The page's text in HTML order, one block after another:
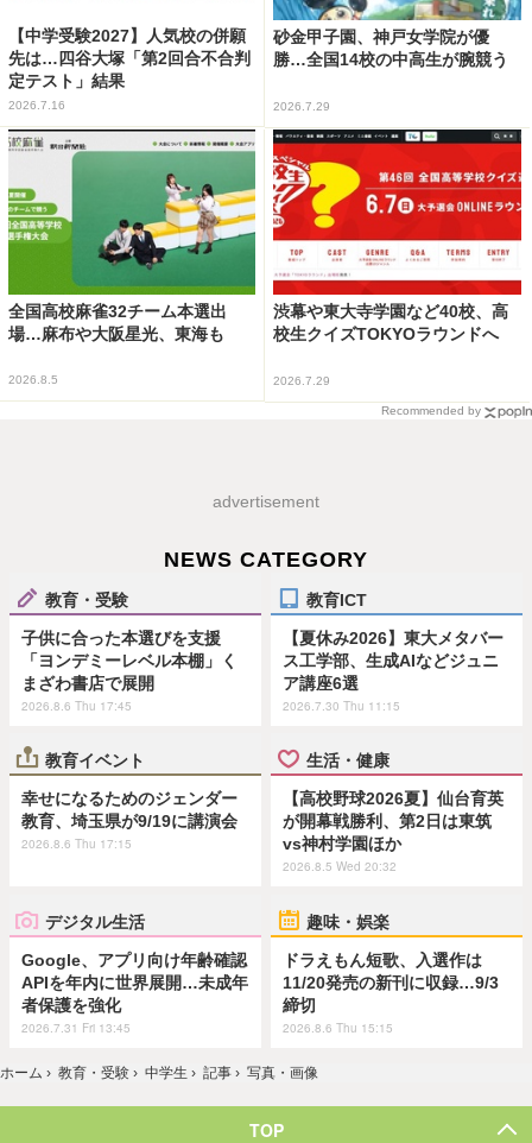
【中学受験2027】人気校の併願
先は…四谷大塚「第2回合不合判
定テスト」結果
2026.7.16
砂金甲子園、神戸女学院が優
勝…全国14校の中高生が腕競う
2026.7.29
全国高校麻雀32チーム本選出
場…麻布や大阪星光、東海も
2026.8.5
渋幕や東大寺学園など40校、高
校生クイズTOKYOラウンドへ
2026.7.29
Recommended by
advertisement
NEWS CATEGORY
教育・受験
子供に合った本選びを支援
「ヨンデミーレベル本棚」く
まざわ書店で展開
2026.8.6 Thu 17:45
教育ICT
【夏休み2026】東大メタバー
ス工学部、生成AIなどジュニ
ア講座6選
2026.7.30 Thu 11:15
教育イベント
幸せになるためのジェンダー
教育、埼玉県が9/19に講演会
2026.8.6 Thu 17:15
生活・健康
【高校野球2026夏】仙台育英
が開幕戦勝利、第2日は東筑
vs神村学園ほか
2026.8.5 Wed 20:32
デジタル生活
Google、アプリ向け年齢確認
APIを年内に世界展開…未成年
者保護を強化
2026.7.31 Fri 13:45
趣味・娯楽
ドラえもん短歌、入選作は
11/20発売の新刊に収録…9/3
締切
2026.8.6 Thu 15:15
ホーム › 教育・受験 › 中学生 › 記事 › 写真・画像
TOP